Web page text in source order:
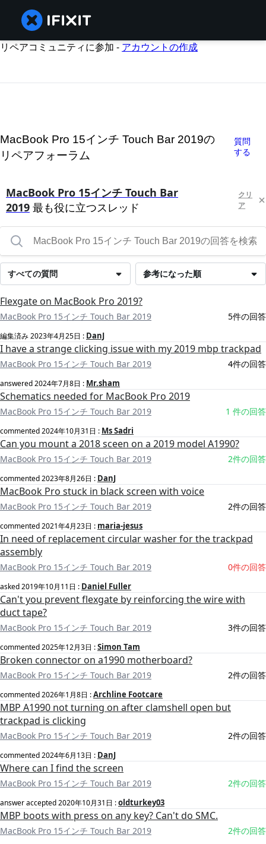
リペアコミュニティに参加 - アカウントの作成
MacBook Pro 15インチ Touch Bar 2019の
リペアフォーラム
質問
する
MacBook Pro 15インチ Touch Bar
2019 最も役に立つスレッド
クリ
ア
参考になった順
すべての質問
Flexgate on MacBook Pro 2019?
MacBook Pro 15インチ Touch Bar 2019 5件の回答
編集済み2023年4月25日 : DanJ
I have a strange clicking issue with my 2019 mbp trackpad
MacBook Pro 15インチ Touch Bar 2019 4件の回答
answered2024年7月8日 : Mr.sham
Schematics needed for MacBook Pro 2019
MacBook Pro 15インチ Touch Bar 2019 1 件の回答
commented2024年10月31日 : Ms Sadri
Can you mount a 2018 sceen on a 2019 model A1990?
MacBook Pro 15インチ Touch Bar 2019 2件の回答
commented2023年8月26日 : DanJ
MacBook Pro stuck in black screen with voice
MacBook Pro 15インチ Touch Bar 2019 2件の回答
commented2021年4月23日 : maria-jesus
In need of replacement circular washer for the trackpad
assembly
MacBook Pro 15インチ Touch Bar 2019 0件の回答
asked2019年10月11日 : Daniel Fuller
Can't you prevent flexgate by reinforcing the wire with
duct tape?
MacBook Pro 15インチ Touch Bar 2019 3件の回答
commented2025年12月3日 :Simon Tam
Broken connector on a1990 motherboard?
MacBook Pro 15インチ Touch Bar 2019 2件の回答
commented2026年1月8日 :Archline Footcare
MBP A1990 not turning on after clamshell open but
trackpad is clicking
MacBook Pro 15インチ Touch Bar 2019 2件の回答
commented2024年6月13日 : DanJ
Where can I find the screen
MacBook Pro 15インチ Touch Bar 2019 2件の回答
answer accepted2020年10月31日 :oldturkey03
MBP boots with press on any key? Can't do SMC.
MacBook Pro 15インチ Touch Bar 2019 2件の回答